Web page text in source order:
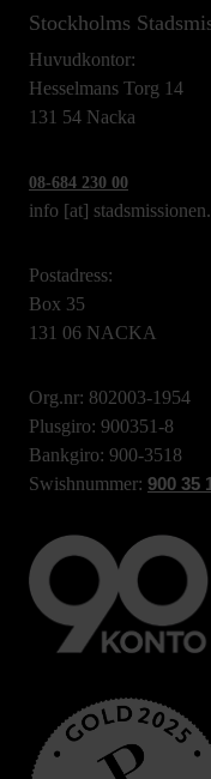
Stockholms
Huvudkontor:
Hesselmans Torg 14
131 54 Nacka
08-684 230 00
info [at]
Postadress:
Box 35
131 06 NACKA
Org.nr: 802003-1954
Plusgiro: 900351-8
Bankgiro: 900-3518
Swishnummer: 900 35